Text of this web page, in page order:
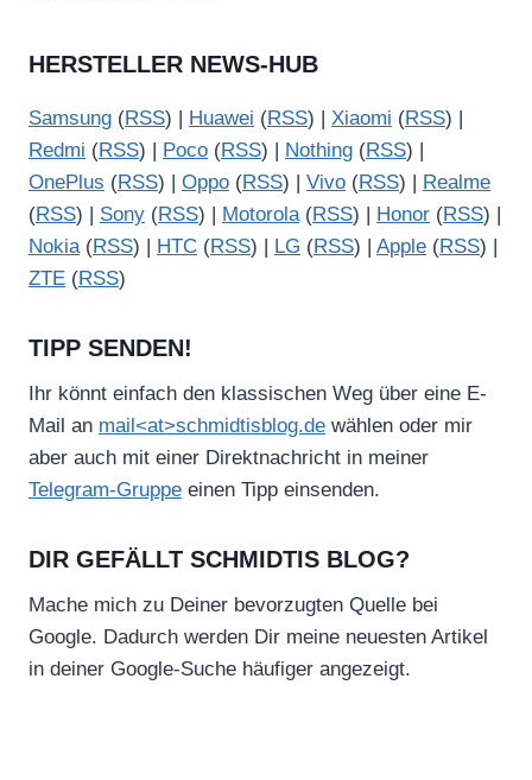
HERSTELLER NEWS-HUB
Samsung (RSS) | Huawei (RSS) | Xiaomi (RSS) |
Redmi (RSS) | Poco (RSS) | Nothing (RSS) |
OnePlus (RSS) | Oppo (RSS) | Vivo (RSS) |
Realme
(RSS) | Sony (RSS) | Motorola(RSS) | Honor (RSS) |
Nokia(RSS) | HTC (RSS) | LG (RSS) | Apple (RSS) |
ZTE (RSS)
TIPP SENDEN!
Ihr könnt einfach den klassischen Weg über eine E-
Mail an mail<at>schmidtisblog.de wählen oder mir
aber auch mit einer Direktnachricht in meiner
Telegram-Gruppe einen Tipp einsenden.
DIR GEFÄLLT SCHMIDTIS BLOG?
Mache mich zu Deiner bevorzugten Quelle bei
Google. Dadurch werden Dir meine neuesten Artikel
in deiner Google-Suche häufiger angezeigt.